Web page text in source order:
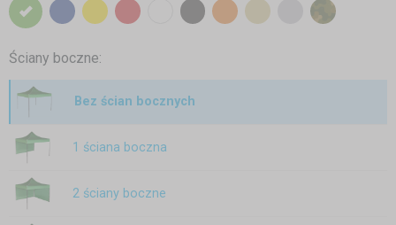
Ściany boczne:
Bez ścian bocznych
1 ściana boczna
2 ściany boczne